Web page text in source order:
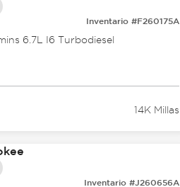
Inventario #F260175A
6.7L I6 Turbodiesel
14K Millas
Inventario #J260656A